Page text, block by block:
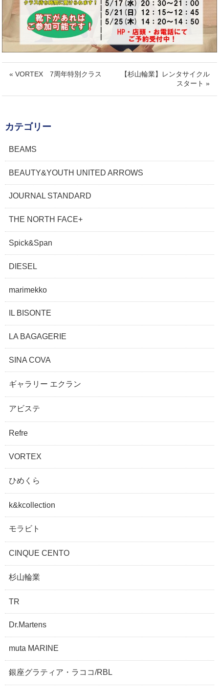
« VORTEX 7周年特別クラス
【杉山輪業】レンタサイクル
スタート »
カテゴリー
BEAMS
BEAUTY&YOUTH UNITED ARROWS
JOURNAL STANDARD
THE NORTH FACE+
Spick&Span
DIESEL
marimekko
IL BISONTE
LA BAGAGERIE
SINA COVA
ギャラリー エクラン
アビステ
Refre
VORTEX
ひめくら
k&kcollection
モラビト
CINQUE CENTO
杉山輪業
TR
Dr.Martens
muta MARINE
銀座グラティア・ラココ/RBL